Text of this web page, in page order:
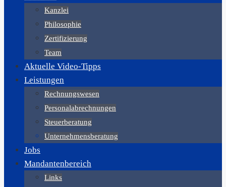
Kanzlei
Philosophie
Zertifizierung
Team
Aktuelle Video-Tipps
Leistungen
Rechnungswesen
Personalabrechnungen
Steuerberatung
Unternehmensberatung
Jobs
Mandantenbereich
Links